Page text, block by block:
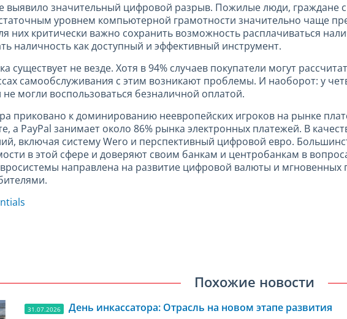
выявило значительный цифровой разрыв. Пожилые люди,
уровнем компьютерной грамотности значительно чаще
них критически важно сохранить возможность расплачиваться
наличность как доступный и эффективный инструмент.
существует не везде. Хотя в 94% случаев покупатели могут
самообслуживания с этим возникают проблемы. И наоборот: у
не могли воспользоваться безналичной оплатой.
приковано к доминированию неевропейских игроков на рынке
а PayPal занимает около 86% рынка электронных платежей. В
включая систему Wero и перспективный цифровой евро.
в этой сфере и доверяют своим банкам и центробанкам в
направлена на развитие цифровой валюты и
Похожие новости
31.07.2026 День инкассатора: Отрасль на новом этапе развития